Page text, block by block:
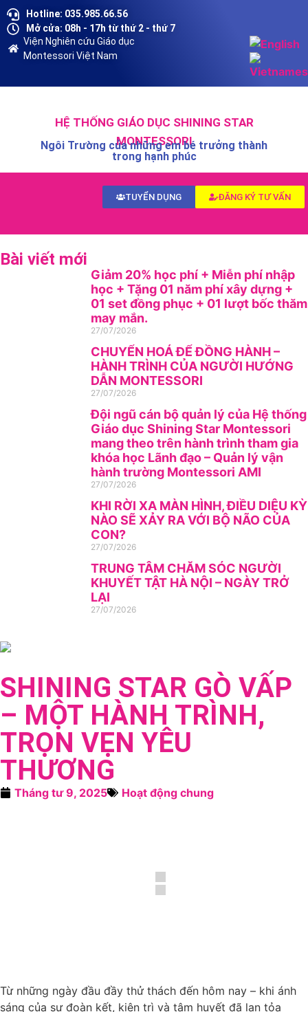
Hotline: 035.985.66.56
Mở cửa: 08h - 17h từ thứ 2 - thứ 7
Viện Nghiên cứu Giáo dục
Montessori Việt Nam
HỆ THỐNG GIÁO DỤC SHINING STAR
MONTESSORI
Ngôi Trường của những em bé trưởng thành
trong hạnh phúc
ĐĂNG KÝ TƯ VẤN
TUYỂN DỤNG
Bài viết mới
Giảm 20% học phí + Miễn phí nhập
học + Tặng 01 năm phí xây dựng +
01 set đồng phục + 01 lượt bốc thăm
may mắn.
27/07/2026
CHUYỂN HOÁ ĐỂ ĐỒNG HÀNH –
HÀNH TRÌNH CỦA NGƯỜI HƯỚNG
DẪN MONTESSORI
27/07/2026
Đội ngũ cán bộ quản lý của Hệ thống
Giáo dục Shining Star Montessori
mang theo trên hành trình tham gia
khóa học Lãnh đạo – Quản lý vận
hành trường Montessori AMI
27/07/2026
KHI RỜI XA MÀN HÌNH, ĐIỀU DIỆU KỲ
NÀO SẼ XẢY RA VỚI BỘ NÃO CỦA
CON?
27/07/2026
TRUNG TÂM CHĂM SÓC NGƯỜI
KHUYẾT TẬT HÀ NỘI – NGÀY TRỞ
LẠI
27/07/2026
SHINING STAR GÒ VẤP
– MỘT HÀNH TRÌNH,
TRỌN VẸN YÊU
THƯƠNG
Tháng tư 9, 2025 Hoạt động chung
Từ những ngày đầu đầy thử thách đến hôm nay – khi ánh
sáng của sự đoàn kết, kiên trì và tâm huyết đã lan tỏa